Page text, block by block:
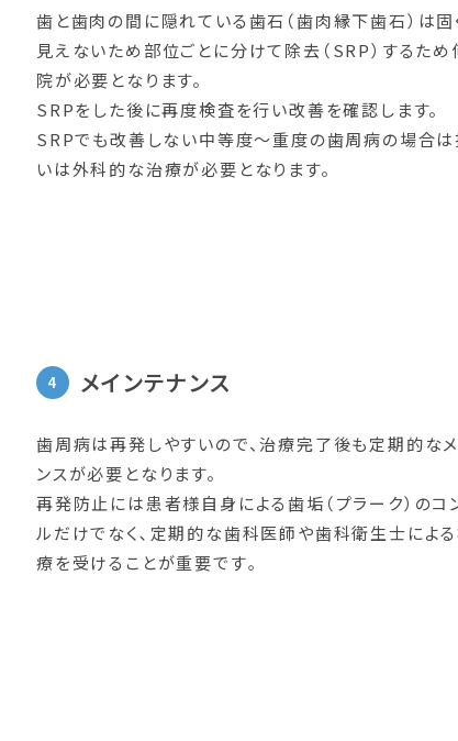
歯と歯肉の間に隠れている歯石（歯肉縁下歯石）は固
見えないため部位ごとに分けて除去（SRP）するた
院が必要となります。
SRPをした後に再度検査を行い改善を確認します。
SRPでも改善しない中等度～重度の歯周病の場合は
いは外科的な治療が必要となります。
メインテナンス
歯周病は再発しやすいので、治療完了後も定期的な
ンスが必要となります。
再発防止には患者様自身による歯垢（プラーク）のコ
ルだけでなく､定期的な歯科医師や歯科衛生士によ
療を受けることが重要です｡